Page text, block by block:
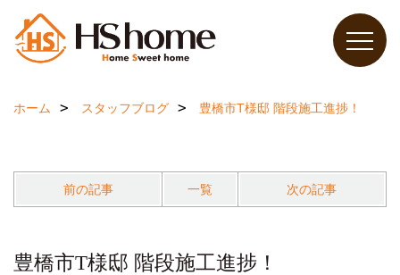
ホーム スタッフブログ 豊橋市T様邸 階段施工進捗！
前の記事 一覧 次の記事
豊橋市T様邸 階段施工進捗！